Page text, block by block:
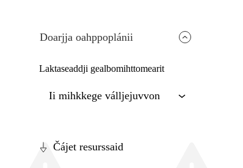
Doarjja oahppoplánii
Laktaseaddji gealbomihttomearit
Ii mihkkege válljejuvvon
Čájet resurssaid